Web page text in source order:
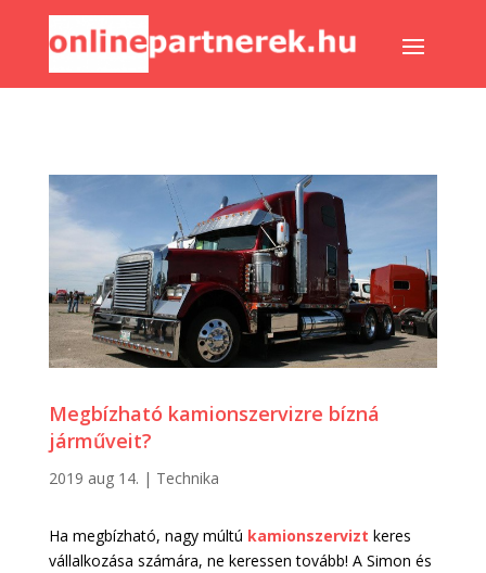
Megbízható kamionszervizre bízná
járműveit?
2019 aug 14. | Technika
Ha megbízható, nagy múltú kamionszervizt keres
vállalkozása számára, ne keressen tovább! A Simon és